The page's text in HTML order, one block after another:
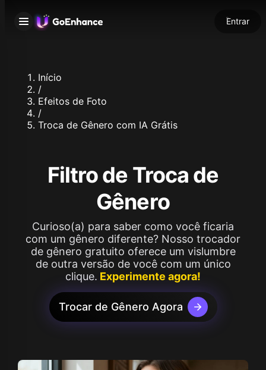
Entrar
Início
/
Efeitos de Foto
/
Troca de Gênero com IA Grátis
Filtro de Troca de
Gênero
Curioso(a) para saber como você ficaria
com um gênero diferente? Nosso trocador
de gênero gratuito oferece um vislumbre
de outra versão de você com um único
clique. Experimente agora!
Trocar de Gênero Agora